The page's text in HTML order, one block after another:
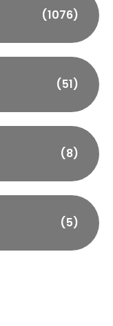
(1076)
(51)
(8)
(5)